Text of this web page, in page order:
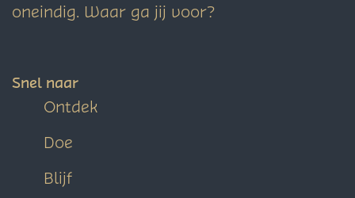
oneindig. Waar ga jij voor?
Snel naar
Ontdek
Doe
Blijf